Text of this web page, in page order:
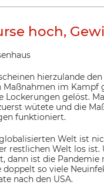
hoch,
hierzulande
Maßnahmen im
Lockerungen gelöst.
wütete und die
funktioniert.
Welt ist
restlichen Welt los
dann ist die
doppelt so viele
nach den USA.